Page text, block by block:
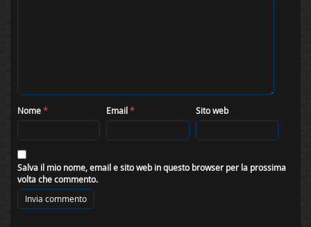
Nome* Email* Sito web
Salva il mio nome, email e sito web in questo browser per la prossima
volta che commento.